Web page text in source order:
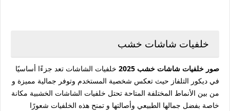
خلفيات شاشات خشب
صور خلفيات شاشات خشب 2025
خلفيات الشاشات تعد جزءًا أساسيًا
في ديكور التلفاز حيث تعكس شخصية المستخدم وتوفر جمالية مميزة و
من بين الأنماط المختلفة المتاحة تحتل خلفيات الشاشات الخشبية مكانة
خاصة بفضل جمالها الطبيعي وأصالتها و تمنح هذه الخلفيات شعورًا